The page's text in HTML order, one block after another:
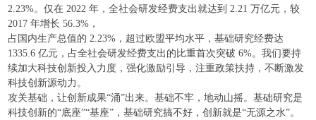
2.23%。仅在 2022 年，全社会研发经费支出就达到 2.21 万亿元，较
2017 年增长 56.3%，
占国内生产总值的 2.23%，超过欧盟平均水平，基础研究经费达
1335.6 亿元，占全社会研发经费支出的比重首次突破 6%。我们要持
续加大科技创新投入力度，强化激励引导，注重政策扶持，不断激发
科技创新源动力。
攻关基础，让创新成果“涌”出来。基础不牢，地动山摇。基础研究是
科技创新的“底座”“基座”，基础研究搞不好，创新就是“无源之水”。